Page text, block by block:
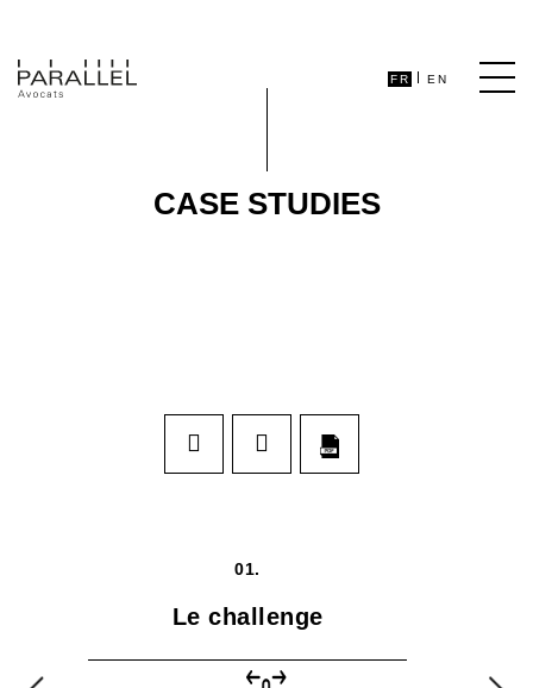
FR EN
CASE STUDIES
01.
Le challenge